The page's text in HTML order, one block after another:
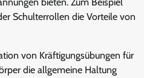
Schulterrollen die Vorteile von
von Kräftigungsübungen für
die allgemeine Haltung